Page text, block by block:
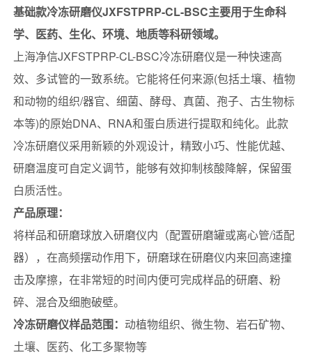
基础款冷冻研磨仪JXFSTPRP-CL-BSC主要用于生命科
学、医药、生化、环境、地质等科研领域。
上海净信JXFSTPRP-CL-BSC冷冻研磨仪是一种快速高
效、多试管的一致系统。它能将任何来源(包括土壤、植物
和动物的组织/器官、细菌、酵母、真菌、孢子、古生物标
本等)的原始DNA、RNA和蛋白质进行提取和纯化。此款
冷冻研磨仪采用新颖的外观设计，精致小巧、性能优越、
研磨温度可自定义调节，能够有效抑制核酸降解，保留蛋
白质活性。
产品原理：
将样品和研磨球放入研磨仪内（配置研磨罐或离心管/适配
器），在高频摆动作用下，研磨球在研磨仪内来回高速撞
击及摩擦，在非常短的时间内便可完成样品的研磨、粉
碎、混合及细胞破壁。
冷冻研磨仪样品范围： 动植物组织、微生物、岩石矿物、
土壤、医药、化工多聚物等